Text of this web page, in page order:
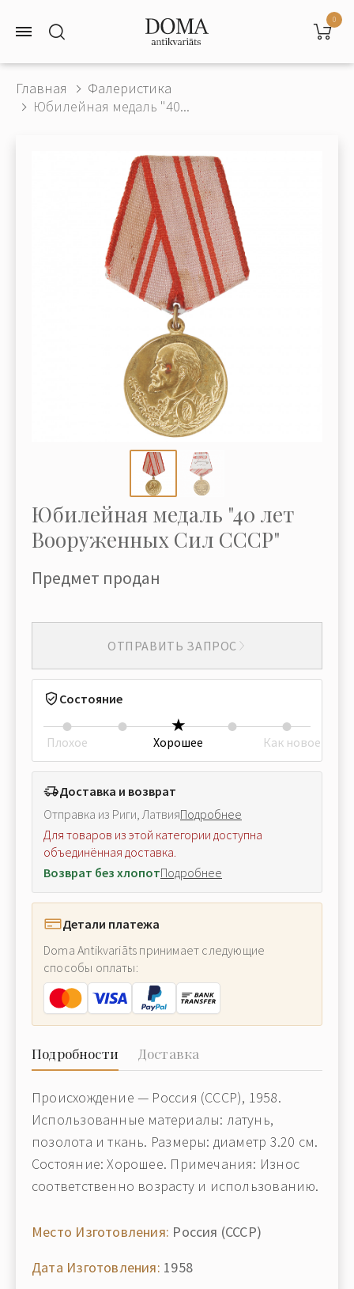
0
Главная
Фалеристика
Юбилейная медаль "40...
Юбилейная медаль "40 лет
Вооруженных Сил СССР"
Предмет продан
ОТПРАВИТЬ ЗАПРОС
Состояние
Плохое Хорошее Как новое
Доставка и возврат
Отправка из Риги, ЛатвияПодробнее
Для товаров из этой категории доступна
объединённая доставка.
Возврат без хлопотПодробнее
Детали платежа
Doma Antikvariāts принимает следующие
способы оплаты:
Подробности Доставка
Происхождение — Россия (СССР), 1958.
Использованные материалы: латунь,
позолота и ткань. Размеры: диаметр 3.20 см.
Состояние: Хорошее. Примечания: Износ
соответственно возрасту и использованию.
Место Изготовления: Россия (СССР)
Дата Изготовления: 1958